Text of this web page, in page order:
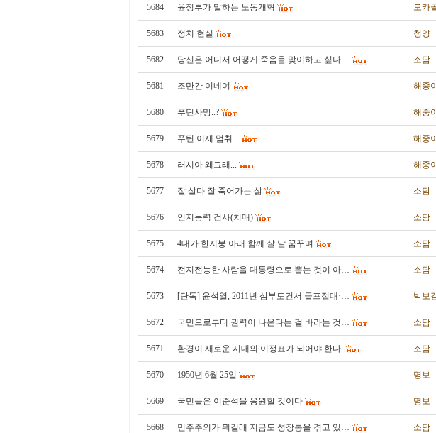
5684 윤정부가 말하는 노동개혁 모카
5683 정치 현실 청양
5682 당신은 어디서 어떻게 죽음을 맞이하고 싶나… 소담
5681 조만간 이네여 해중이
5680 푸틴사망..? 해중이
5679 푸틴 이제 멈춰... 해중이
5678 러시아 왜그래... 해중이
5677 잘 살다 잘 죽어가는 삶 소담
5676 인지능력 검사(치매) 소담
5675 4대가 한지붕 아래 함께 살 날 꿈꾸며 소담
5674 전지전능한 사람을 대통령으로 뽑는 것이 아… 소담
5673 [단독] 윤석열, 2011년 삼부토건서 골프접대·… 박보
5672 국민으로부터 권력이 나온다는 걸 바라는 것… 소담
5671 환경이 새로운 시대의 이정표가 되어야 한다. 소담
5670 1950년 6월 25일 명보
5669 국민들은 이준석을 응원할 것이다 명보
5668 민주주의가 뭐길래 지금도 성장통을 겪고 있… 소담